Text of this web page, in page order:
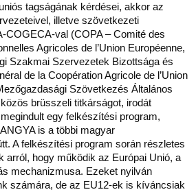
tagságának kérdései, akkor az
illetve szövetkezeti
COGECA-val (COPA – Comité des
Agricoles de l’Union Européenne,
Szakmai Szervezetek Bizottsága és
de la Coopération Agricole de l’Union
Szövetkezés Általános
brüsszeli titkárságot, irodát
egy felkészítési program,
is a többi magyar
A felkészítési program során részletes
arról, hogy működik az Európai Unió, a
mechanizmusa. Ezeket nyilván
számára, de az EU12-ek is kíváncsiak